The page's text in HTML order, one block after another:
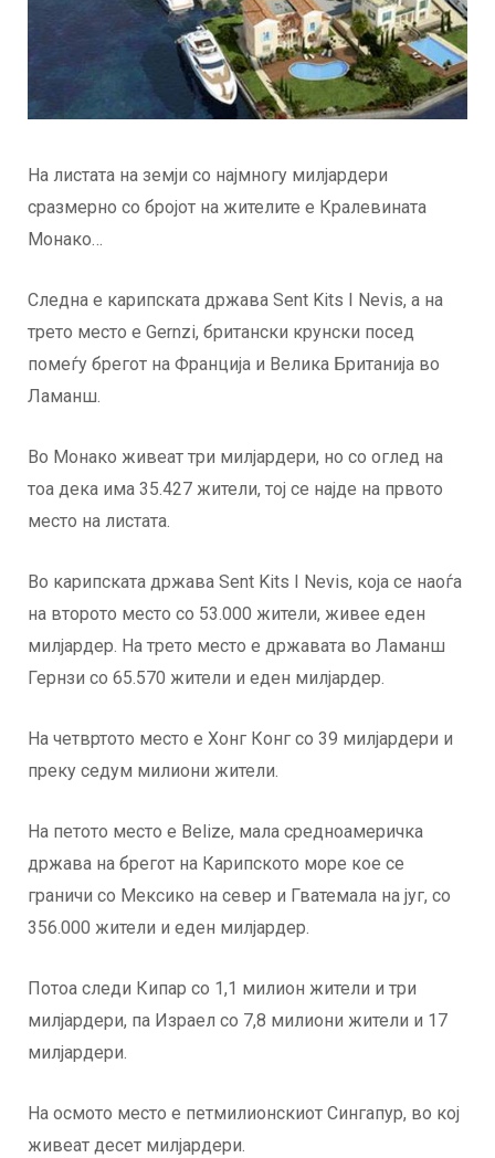
На листата на земји со најмногу милјардери
сразмерно со бројот на жителите е Кралевината
Монако…
Следна е карипската држава Sent Kits I Nevis, а на
трето место е Gernzi, британски крунски посед
помеѓу брегот на Франција и Велика Британија во
Ламанш.
Во Монако живеат три милјардери, но со оглед на
тоа дека има 35.427 жители, тој се најде на првото
место на листата.
Во карипската држава Sent Kits I Nevis, која се наоѓа
на второто место со 53.000 жители, живее еден
милјардер. На трето место е државата во Ламанш
Гернзи со 65.570 жители и еден милјардер.
На четвртото место е Хонг Конг со 39 милјардери и
преку седум милиони жители.
На петото место е Belize, мала средноамеричка
држава на брегот на Карипското море кое се
граничи со Мексико на север и Гватемала на југ, со
356.000 жители и еден милјардер.
Потоа следи Кипар со 1,1 милион жители и три
милјардери, па Израел со 7,8 милиони жители и 17
милјардери.
На осмото место е петмилионскиот Сингапур, во кој
живеат десет милјардери.